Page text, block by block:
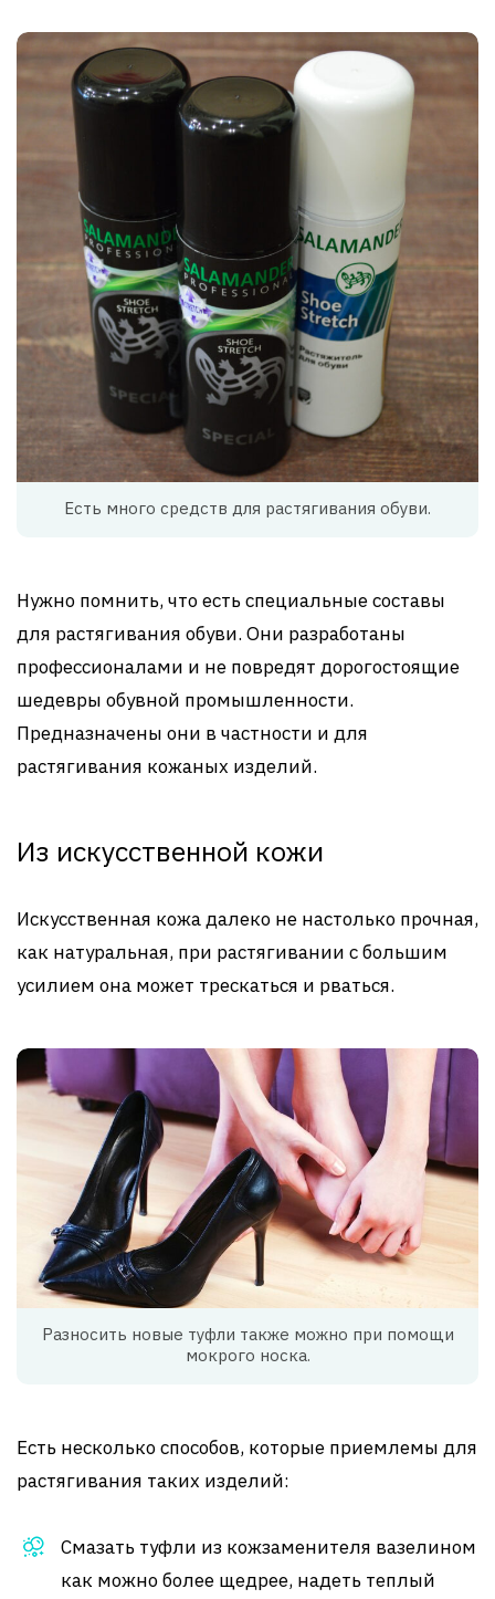
Есть много средств для растягивания обуви.
Нужно помнить, что есть специальные составы
для растягивания обуви. Они разработаны
профессионалами и не повредят дорогостоящие
шедевры обувной промышленности.
Предназначены они в частности и для
растягивания кожаных изделий.
Из искусственной кожи
Искусственная кожа далеко не настолько прочная,
как натуральная, при растягивании с большим
усилием она может трескаться и рваться.
Разносить новые туфли также можно при помощи
мокрого носка.
Есть несколько способов, которые приемлемы для
растягивания таких изделий:
Смазать туфли из кожзаменителя вазелином
как можно более щедрее, надеть теплый